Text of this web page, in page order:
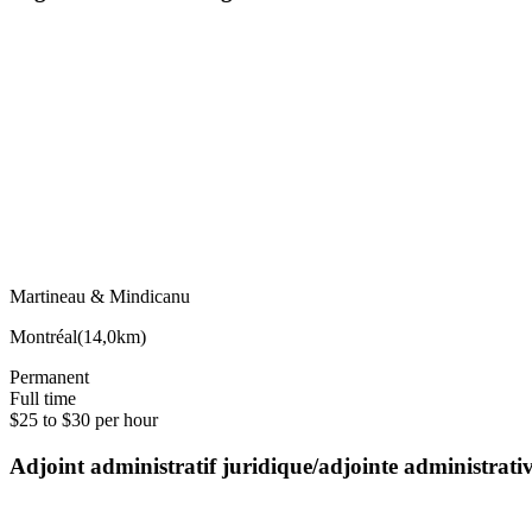
Martineau & Mindicanu
Montréal(14,0km)
Permanent
Full time
$25 to $30 per hour
Adjoint administratif juridique/adjointe